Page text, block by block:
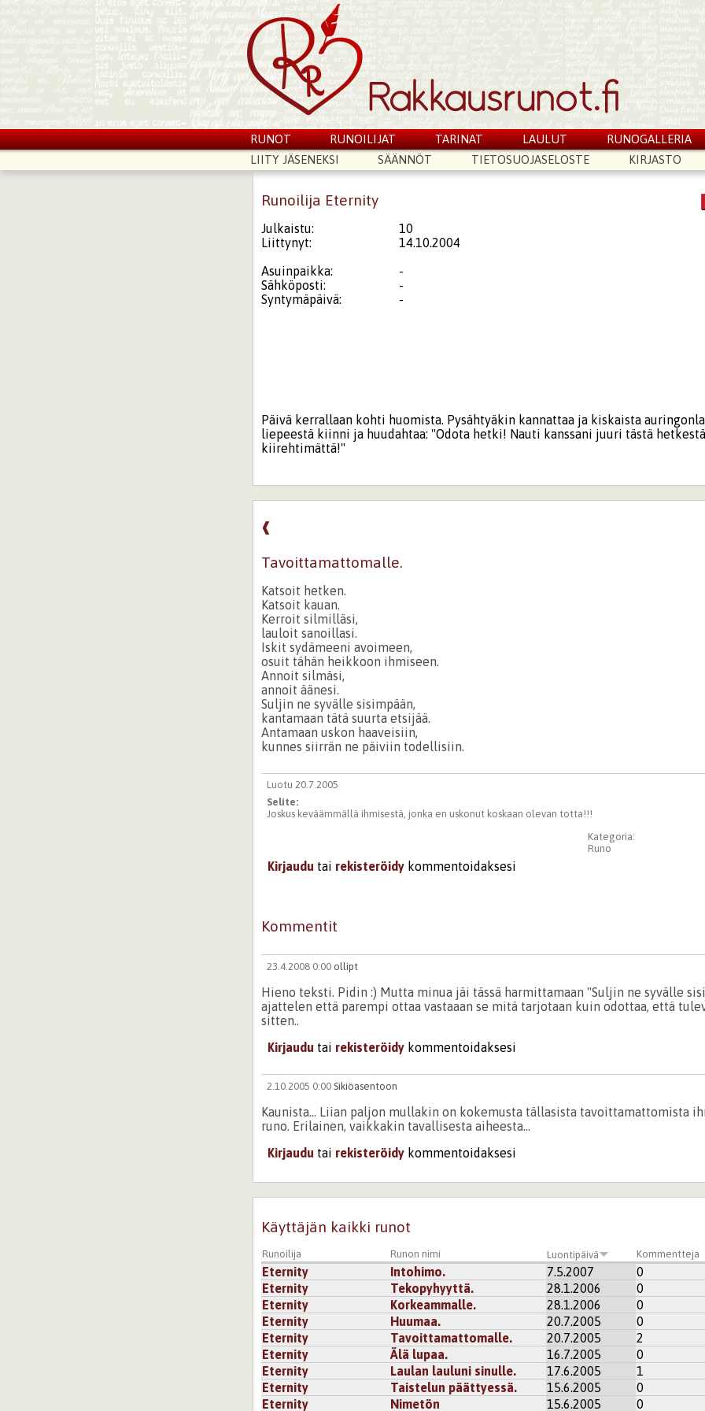
RUNOT RUNOILIJAT TARINAT LAULUT
RUNOGALLERIA
LIITY JÄSENEKSI
SÄÄNNÖT TIETOSUOJASELOSTE KIRJASTO
Runoilija Eternity
Julkaistu:
10
Liittynyt:
14.10.2004
Asuinpaikka:
-
Sähköposti:
-
Syntymäpäivä:
-
Päivä kerrallaan kohti huomista. Pysähtyäkin kannattaa ja kiskaista
liepeestä kiinni ja huudahtaa: "Odota hetki! Nauti kanssani juuri tästä hetkestä,
kiirehtimättä!"
❰
Tavoittamattomalle.
Katsoit hetken.
Katsoit kauan.
Kerroit silmilläsi,
lauloit sanoillasi.
Iskit sydämeeni avoimeen,
osuit tähän heikkoon ihmiseen.
Annoit silmäsi,
annoit äänesi.
Suljin ne syvälle sisimpään,
kantamaan tätä suurta etsijää.
Antamaan uskon haaveisiin,
kunnes siirrän ne päiviin todellisiin.
Luotu 20.7.2005
Selite:
Joskus keväämmällä ihmisestä, jonka en uskonut koskaan olevan totta!!!
Kategoria:
Runo
Kirjaudu tai rekisteröidy kommentoidaksesi
Kommentit
23.4.2008 0:00 ollipt
Hieno teksti. Pidin :) Mutta minua jäi tässä harmittamaan "Suljin ne syvälle
ajattelen että parempi ottaa vastaaan se mitä tarjotaan kuin odottaa, että
sitten..
Kirjaudu tai rekisteröidy kommentoidaksesi
2.10.2005 0:00 Sikiöasentoon
Kaunista... Liian paljon mullakin on kokemusta tällasista tavoittamattomista
runo. Erilainen, vaikkakin tavallisesta aiheesta...
Kirjaudu tai rekisteröidy kommentoidaksesi
Käyttäjän kaikki runot
Runoilija Runon nimi Luontipäivä Kommentteja
Eternity Intohimo. 7.5.2007 0
Eternity
Tekopyhyyttä. 28.1.2006 0
Eternity
Korkeammalle. 28.1.2006 0
Eternity
Huumaa. 20.7.2005 0
Eternity
Tavoittamattomalle. 20.7.2005 2
Eternity
Älä lupaa. 16.7.2005 0
Eternity
Laulan lauluni sinulle. 17.6.2005 1
Eternity
Taistelun päättyessä. 15.6.2005 0
Eternity
Nimetön 15.6.2005 0